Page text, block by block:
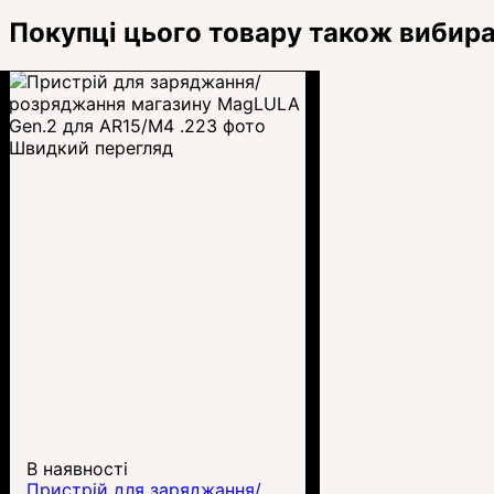
Покупці цього товару також
Швидкий перегляд
В наявності
Пристрій для заряджання/